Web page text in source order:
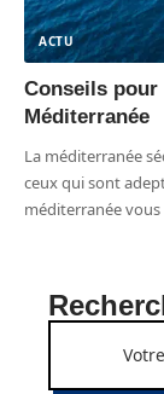
ACTU
Conseils
Méditerranée
La méditerranée
ceux qui sont
méditerranée